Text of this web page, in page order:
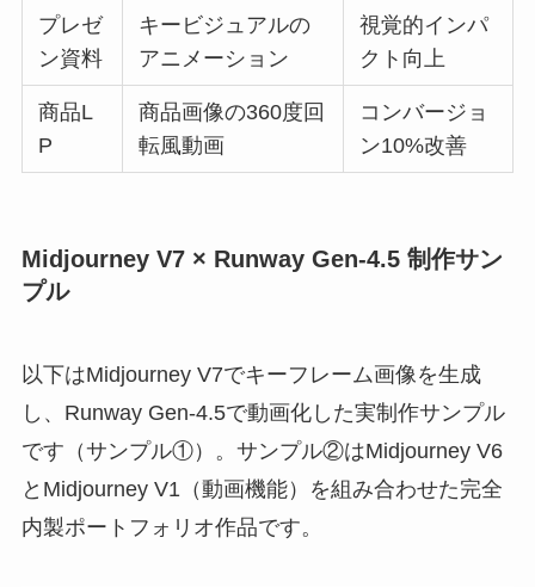
プレゼ
ン資料
キービジュアルの
アニメーション
視覚的インパ
クト向上
商品L
P
商品画像の360度回
転風動画
コンバージョ
ン10%改善
Midjourney V7 × Runway Gen-4.5 制作サン
プル
以下はMidjourney V7でキーフレーム画像を生成
し、Runway Gen-4.5で動画化した実制作サンプル
です（サンプル①）。サンプル②はMidjourney V6
とMidjourney V1（動画機能）を組み合わせた完全
内製ポートフォリオ作品です。